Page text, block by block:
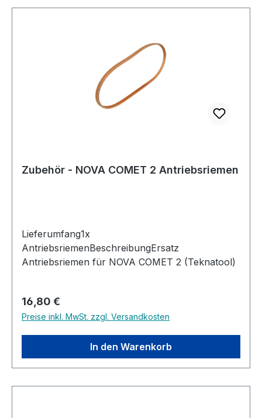
Zähne verteilt wird. Durch das Zurückziehen des
empfindlichen Werkstücken macht.Die
Spannung des Fixierbolzens ist einstellbar, so
dass eine geringere Spannung für kleine,
empfindliche Werkstücke und eine höhere
Spannung für Hartholz und große Hölzer
eingestellt werden kann. Das Werkstück kann so
die durch den Fixierstift und den Zahnkranz
Zubehör - NOVA COMET 2 Antriebsriemen
Lieferumfang1x
AntriebsriemenBeschreibungErsatz
Antriebsriemen für NOVA COMET 2 (Teknatool)
Regulärer Preis:
16,80 €
Preise inkl. MwSt. zzgl. Versandkosten
In den Warenkorb